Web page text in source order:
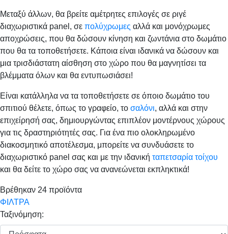
Μεταξύ άλλων, θα βρείτε αμέτρητες επιλογές σε ριγέ
διαχωριστικά panel, σε πολύχρωμες αλλά και μονόχρωμες
αποχρώσεις, που θα δώσουν κίνηση και ζωντάνια στο δωμάτιο
που θα τα τοποθετήσετε. Κάποια είναι ιδανικά να δώσουν και
μια τρισδιάστατη αίσθηση στο χώρο που θα μαγνητίσει τα
βλέμματα όλων και θα εντυπωσιάσει!
Είναι κατάλληλα να τα τοποθετήσετε σε όποιο δωμάτιο του
σπιτιού θέλετε, όπως το γραφείο, το σαλόνι, αλλά και στην
επιχείρησή σας, δημιουργώντας επιπλέον μοντέρνους χώρους
για τις δραστηριότητές σας. Για ένα πιο ολοκληρωμένο
διακοσμητικό αποτέλεσμα, μπορείτε να συνδυάσετε το
διαχωριστικό panel σας και με την ιδανική ταπετσαρία τοίχου
και θα δείτε το χώρο σας να ανανεώνεται εκπληκτικά!
Βρέθηκαν 24 προϊόντα
ΦΙΛΤΡΑ
Ταξινόμηση: